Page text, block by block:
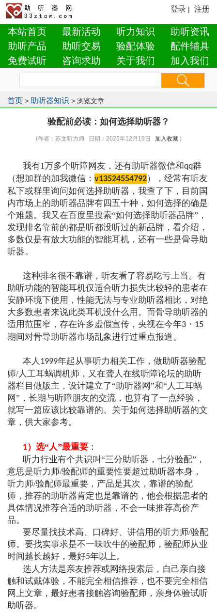
登录 | 注册
本站首页 最新活动 听力知识
助听资讯
助听产品
助听交易 验配体验
配件辅具
免费试听
咨询求助 关于我们 加入我们
首页 > 助听器知识 > 浏览文章
验配前必读：如何选择助听器？
(作者：苏文听力师 日期：2025年12月19日 加入收藏)
我有1万多个听障网友，还有助听器微信和qq群
（想加群的加我微信： v13524554792），经常有听友
私下或群里询问如何选择助听器，我查了下，目前国
内市场上的助听器品牌有四五十种，如何选择的确是
个难题。我又在百度里搜索“如何选择助听器品牌”，
发现排名靠前的都是听都没听过的新品牌，看介绍，
多数仅是有放大功能的智能耳机，还有一些是骨导助
听器。
这种排名很不靠谱，听友看了容易吃亏上当。有
助听功能的智能耳机仅适合听力损失比较轻的患者在
安静环境下使用，性能无法与专业助听器相比，对绝
大多数患者来说此类耳机没什么用。而骨导助听器的
适用范围窄，存在许多虚假宣传，央视在今年3 ・ 15
期间对骨导助听器市场乱象进行过重点报道。
本人 1999年起从事听力相关工作，做助听器验配
师/人工耳蜗调机师，又在聋人在线听障论坛的助听
器栏目做版主，设计建立了“助听器网”和“人工耳蜗
网”，长期与听障朋友的交流，也算有了一点经验，
就写一篇应该比较靠谱的、关于如何选择助听器的文
章，供大家参考。
1）选“人”最重要 ：
听力行业有个共识叫“三分助听器，七分验配”，
意思是听力师/验配师的重要性要超过助听器本身，
听力师/验配师最重要，产品是其次，靠谱的验配
师，推荐的助听器肯定也是靠谱的，他会根据患者的
具体情况推荐合适的助听器，不会一味推荐高价产
品。
要尽量找技术高、口碑好、讲信用的听力师/验配
师。要找实事求是不一味吹牛的验配师，验配师从业
时间越长越好，最好5年以上。
选人方法是亲友推荐或网络搜索后，自己亲自接
触和试戴体验，不能完全相信推荐，也不要完全相信
网上文章，最好患者接触咨询验配师，亲身体验试听
助听器。